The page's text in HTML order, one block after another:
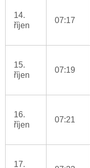
14.
říjen
07:17
15.
říjen
07:19
16.
říjen
07:21
17.